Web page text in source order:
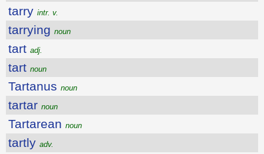
tarry intr. v.
tarrying noun
tart adj.
tart noun
Tartanus noun
tartar noun
Tartarean noun
tartly adv.